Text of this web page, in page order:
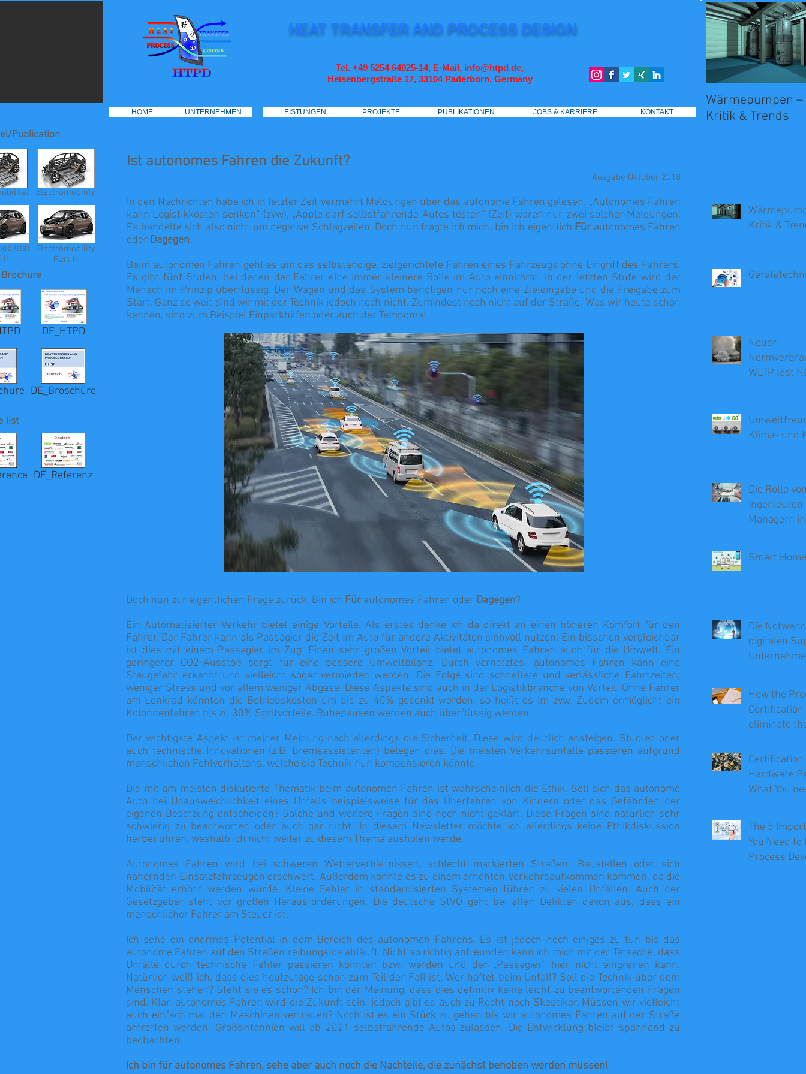
HEAT TRANSFER AND PROCESS DESIGN
Tel. +49 5254 64025-14, E-Mail. info@htpd.de,
Heisenbergstraße 17, 33104 Paderborn, Germany
HOME UNTERNEHMEN LEISTUNGEN PROJEKTE PUBLIKATIONEN KONTAKT
JOBS & KARRIERE
Ist autonomes Fahren die Zukunft?
Ausgabe Oktober 2018
In den Nachrichten habe ich in letzter Zeit vermehrt Meldungen über das autonome Fahren gelesen. „Autonomes Fahren
kann Logistikkosten senken“ (zvw), „Apple darf selbstfahrende Autos testen“ (Zeit) waren nur zwei solcher Meldungen.
Es handelte sich also nicht um negative Schlagzeilen. Doch nun fragte ich mich, bin ich eigentlich Fürautonomes Fahren
oder Dagegen.
Beim autonomen Fahren geht es um das selbständige, zielgerichtete Fahren eines Fahrzeugs ohne Eingriff des Fahrers.
Es gibt fünf Stufen, bei denen der Fahrer eine immer kleinere Rolle im Auto einnimmt. In der letzten Stufe wird der
Mensch im Prinzip überflüssig. Der Wagen und das System benötigen nur noch eine Zieleingabe und die Freigabe zum
Start. Ganz so weit sind wir mit der Technik jedoch noch nicht. Zumindest noch nicht auf der Straße. Was wir heute schon
kennen, sind zum Beispiel Einparkhilfen oder auch der Tempomat.
Doch nun zur eigentlichen Frage zurück. Bin ich Fürautonomes Fahren oder Dagegen?
Ein Automatisierter Verkehr bietet einige Vorteile. Als erstes denke ich da direkt an einen höheren Komfort für den
Fahrer. Der Fahrer kann als Passagier die Zeit im Auto für andere Aktivitäten sinnvoll nutzen. Ein bisschen vergleichbar
ist dies mit einem Passagier im Zug. Einen sehr großen Vorteil bietet autonomes Fahren auch für die Umwelt. Ein
geringerer CO2-Ausstoß sorgt für eine bessere Umweltbilanz. Durch vernetztes, autonomes Fahren kann eine
Staugefahr erkannt und vielleicht sogar vermieden werden. Die Folge sind schnellere und verlässliche Fahrtzeiten,
weniger Stress und vor allem weniger Abgase. Diese Aspekte sind auch in der Logistikbranche von Vorteil. Ohne Fahrer
am Lenkrad könnten die Betriebskosten um bis zu 40% gesenkt werden, so heißt es im zvw. Zudem ermöglicht ein
Kolonnenfahren bis zu 30% Spritvorteile. Ruhepausen werden auch überflüssig werden.
Der wichtigste Aspekt ist meiner Meinung nach allerdings die Sicherheit. Diese wird deutlich ansteigen. Studien oder
auch technische Innovationen (z.B. Bremsassistenten) belegen dies. Die meisten Verkehrsunfälle passieren aufgrund
menschlichen Fehlverhaltens, welche die Technik nun kompensieren könnte.
Die mit am meisten diskutierte Thematik beim autonomen Fahren ist wahrscheinlich die Ethik. Soll sich das autonome
Auto bei Unausweichlichkeit eines Unfalls beispielsweise für das Überfahren von Kindern oder das Gefährden der
eigenen Besetzung entscheiden? Solche und weitere Fragen sind noch nicht geklärt. Diese Fragen sind natürlich sehr
schwierig zu beantworten oder auch gar nicht! In diesem Newsletter möchte ich allerdings keine Ethikdiskussion
herbeiführen, weshalb ich nicht weiter zu diesem Thema ausholen werde.
Autonomes Fahren wird bei schweren Wetterverhältnissen, schlecht markierten Straßen, Baustellen oder sich
nähernden Einsatzfahrzeugen erschwert. Außerdem könnte es zu einem erhöhten Verkehrsaufkommen kommen, da die
Mobilität erhöht werden würde. Kleine Fehler in standardisierten Systemen führen zu vielen Unfällen. Auch der
Gesetzgeber steht vor großen Herausforderungen. Die deutsche StVO geht bei allen Delikten davon aus, dass ein
menschlicher Fahrer am Steuer ist.
Ich sehe ein enormes Potential in dem Bereich des autonomen Fahrens. Es ist jedoch noch einiges zu tun bis das
autonome Fahren auf den Straßen reibungslos abläuft. Nicht so richtig anfreunden kann ich mich mit der Tatsache, dass
Unfälle durch technische Fehler passieren könnten bzw. werden und der „Passagier“ hier nicht eingreifen kann.
Natürlich weiß ich, dass dies heutzutage schon zum Teil der Fall ist. Wer haftet beim Unfall? Soll die Technik über dem
Menschen stehen? Steht sie es schon? Ich bin der Meinung, dass dies definitiv keine leicht zu beantwortenden Fragen
sind. Klar, autonomes Fahren wird die Zukunft sein, jedoch gibt es auch zu Recht noch Skeptiker. Müssen wir vielleicht
auch einfach mal den Maschinen vertrauen? Noch ist es ein Stück zu gehen bis wir autonomes Fahren auf der Straße
antreffen werden. Großbritannien will ab 2021 selbstfahrende Autos zulassen. Die Entwicklung bleibt spannend zu
beobachten.
Ich bin für autonomes Fahren, sehe aber auch noch die Nachteile, die zunächst behoben werden müssen!
Publication
Electromobility
II
Electromobility
Part II
DE_HTPD
DE_Broschüre
list
DE_Referenz
Wärmepumpen
Kritik & Trends
Kritik &
Neuer
WLTP löst
Klima- und
Die Rolle
Managern
Smart Home
Die
digitalen
How the
eliminate
Hardware
What You
The 5
You Need
Process
HOME UNTERNEHMEN LEISTUNGEN PROJEKTE PUBLIKATIONEN KONTAKT
JOBS & KARRIERE